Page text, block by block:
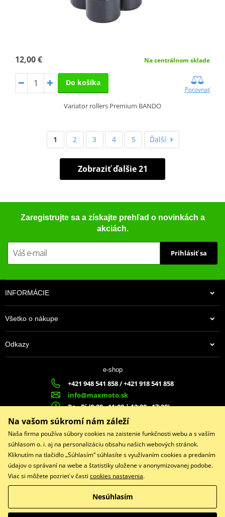
12,00 € Na centrálnom sklade
Do košíka
Porovnať
Variator rollers Premium BANDO
1 2 3 4 5 Ďalší
Zobraziť ďalšie 21
Zaregistrujte sa a získajte prehľad o novinkách a
akciách.
Prihlásiť sa
INFORMÁCIE
Všetko o nákupe
Odkazy
e-shop
+421 948 541 858 / +421 918 541 858
info@maxmoto.sk
Po - Pi (8:00 - 11:00 | 12:00 - 17:00)
MAX
MOTO s.r.o.
Slovenských dobrovoľníkov 1439
022 01 Čadca
Facebook
Copyright © 2026 www.maxmotoshop.sk
Všetky práva vyhradené
Na vašom súkromí nám záleží
Naša firma používa súbory cookies na zaistenie funkčnosti webu a s vaším
súhlasom o. i. aj na personalizáciu obsahu našich webových stránok.
Kliknutím na tlačidlo „Súhlasím“ súhlasíte s využívaním cookies a predaním
údajov o správaní na webe a štatistiky uložene v anonymizovanej podobe.
Viac si môžete pozrieť v časti cookies nastavenia.
Nesúhlasím